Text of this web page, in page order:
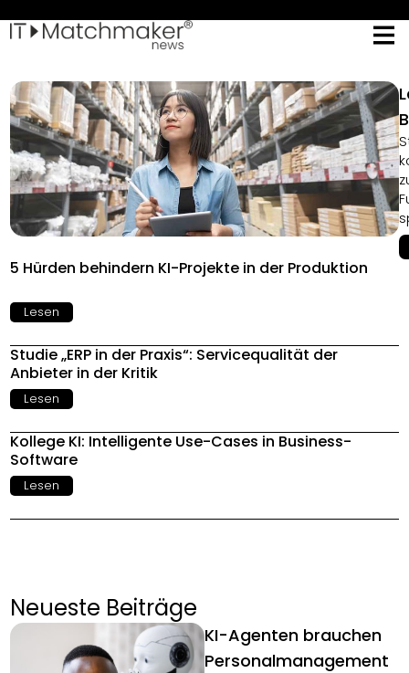
5 Hürden behindern KI-Projekte in der Produktion
Lesen
Studie „ERP in der Praxis“: Servicequalität der
Anbieter in der Kritik
Lesen
Kollege KI: Intelligente Use-Cases in Business-
Software
Lesen
Neueste Beiträge
KI-Agenten brauchen
Personalmanagement